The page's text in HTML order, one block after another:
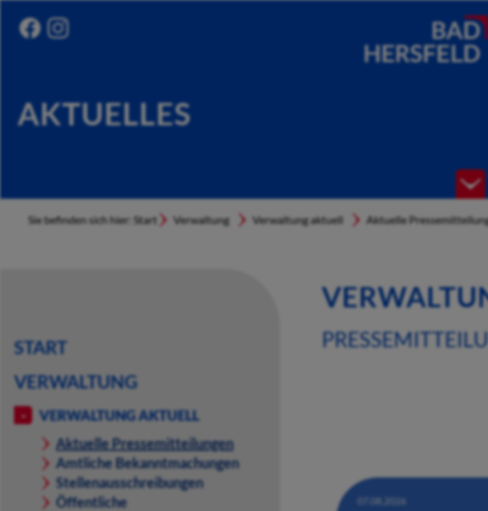
AKTUELLES
Sie befinden sich hier: Start Verwaltung Verwaltung aktuell Aktuelle
START
VERWALTUNG
VERWALTUNG AKTUELL
Aktuelle Pressemitteilungen
Amtliche Bekanntmachungen
Stellenausschreibungen
Öffentliche
07.08.2026